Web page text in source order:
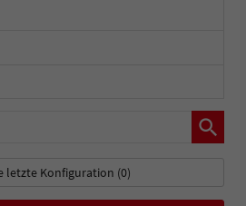
letzte Konfiguration (0)